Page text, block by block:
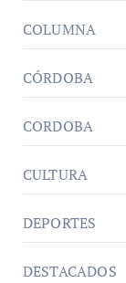
COLUMNA
CÓRDOBA
CORDOBA
CULTURA
DEPORTES
DESTACADOS